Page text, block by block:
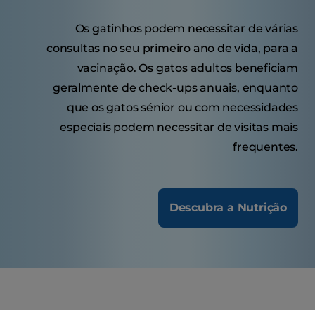
Os gatinhos podem necessitar de várias
consultas no seu primeiro ano de vida, para a
vacinação. Os gatos adultos beneficiam
geralmente de check-ups anuais, enquanto
que os gatos sénior ou com necessidades
especiais podem necessitar de visitas mais
frequentes.
Descubra a Nutrição